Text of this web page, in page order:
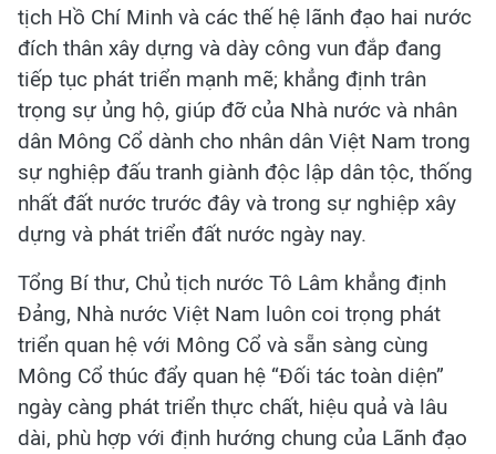
tịch Hồ Chí Minh và các thế hệ lãnh đạo hai nước
đích thân xây dựng và dày công vun đắp đang
tiếp tục phát triển mạnh mẽ; khẳng định trân
trọng sự ủng hộ, giúp đỡ của Nhà nước và nhân
dân Mông Cổ dành cho nhân dân Việt Nam trong
sự nghiệp đấu tranh giành độc lập dân tộc, thống
nhất đất nước trước đây và trong sự nghiệp xây
dựng và phát triển đất nước ngày nay.
Tổng Bí thư, Chủ tịch nước Tô Lâm khẳng định
Đảng, Nhà nước Việt Nam luôn coi trọng phát
triển quan hệ với Mông Cổ và sẵn sàng cùng
Mông Cổ thúc đẩy quan hệ “Đối tác toàn diện”
ngày càng phát triển thực chất, hiệu quả và lâu
dài, phù hợp với định hướng chung của Lãnh đạo